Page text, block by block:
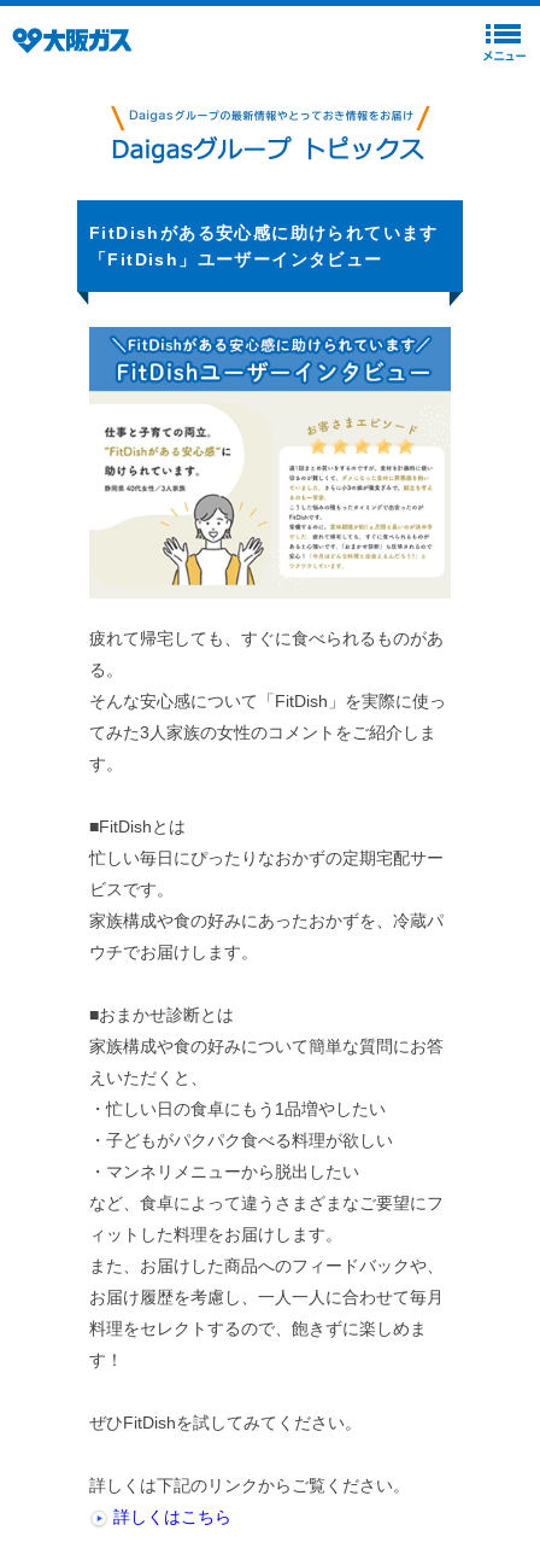
FitDishがある安心感に助けられています
「FitDish」ユーザーインタビュー
疲れて帰宅しても、すぐに食べられるものがあ
る。
そんな安心感について「FitDish」を実際に使っ
てみた3人家族の女性のコメントをご紹介しま
す。
■FitDishとは
忙しい毎日にぴったりなおかずの定期宅配サー
ビスです。
家族構成や食の好みにあったおかずを、冷蔵パ
ウチでお届けします。
■おまかせ診断とは
家族構成や食の好みについて簡単な質問にお答
えいただくと、
・忙しい日の食卓にもう1品増やしたい
・子どもがパクパク食べる料理が欲しい
・マンネリメニューから脱出したい
など、食卓によって違うさまざまなご要望にフ
ィットした料理をお届けします。
また、お届けした商品へのフィードバックや、
お届け履歴を考慮し、一人一人に合わせて毎月
料理をセレクトするので、飽きずに楽しめま
す！
ぜひFitDishを試してみてください。
詳しくは下記のリンクからご覧ください。
詳しくはこちら